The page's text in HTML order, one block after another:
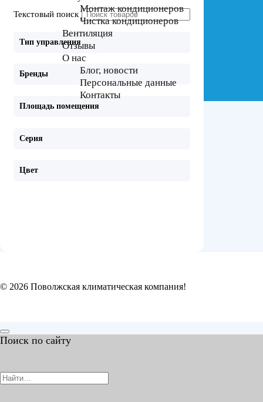
Монтаж кондиционеров
Чистка кондиционеров
Вентиляция
Отзывы
О нас
Блог, новости
Персональные данные
Контакты
Текстовый поиск
Тип управления
Бренды
Площадь помещения
Серия
Цвет
© 2026 Поволжская климатическая компания!
Поиск по сайту